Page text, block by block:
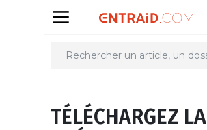
Partager
TÉLÉCHARGEZ LA